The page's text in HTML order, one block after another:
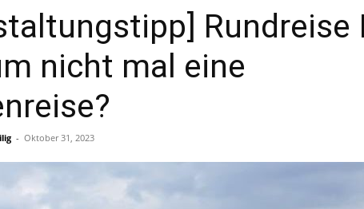
Rundreise
nicht mal eine
- Oktober 31, 2023